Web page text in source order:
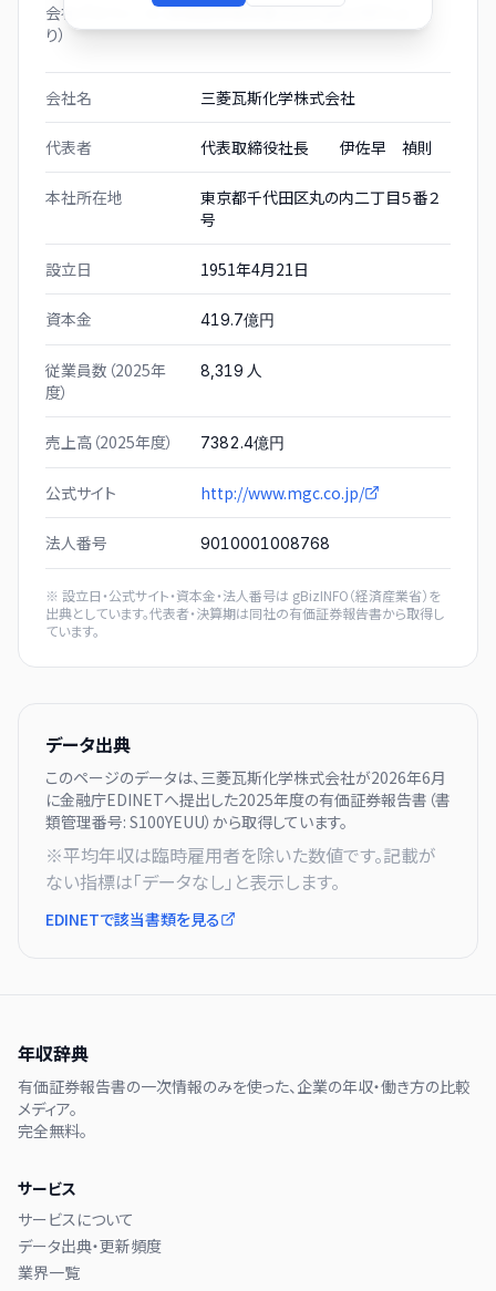
会社プロフィール（有価証券報告書および gBizINFO よ
り）
会社名 三菱瓦斯化学株式会社
代表者 代表取締役社長 伊佐早 禎則
本社所在地
東京都千代田区丸の内二丁目５番２
号
設立日 1951年4月21日
資本金 419.7億円
従業員数（2025年
度）
8,319 人
売上高（2025年度） 7382.4億円
公式サイト http://www.mgc.co.jp/
法人番号 9010001008768
※ 設立日・公式サイト・資本金・法人番号は gBizINFO（経済産業省）を
出典としています。代表者・決算期は同社の有価証券報告書から取得し
ています。
データ出典
このページのデータは、三菱瓦斯化学株式会社が2026年6月
に金融庁EDINETへ提出した2025年度の有価証券報告書（書
類管理番号: S100YEUU）から取得しています。
※平均年収は臨時雇用者を除いた数値です。記載が
ない指標は「データなし」と表示します。
EDINETで該当書類を見る
年収辞典
有価証券報告書の一次情報のみを使った、企業の年収・働き方の比較
メディア。
完全無料。
サービス
サービスについて
データ出典・更新頻度
業界一覧